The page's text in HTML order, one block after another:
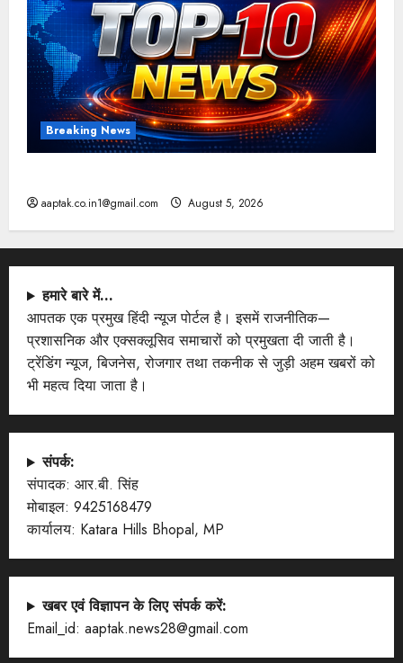
Breaking News
aaptak.co.in1@gmail.com August 5, 2026
हमारे बारे में…
आपतक एक प्रमुख हिंदी न्यूज पोर्टल है। इसमें राजनीतिक—
प्रशासनिक और एक्सक्लूसिव समाचारों को प्रमुखता दी जाती है।
ट्रेंडिंग न्यूज, बिजनेस, रोजगार तथा तकनीक से जुड़ी अहम खबरों को
भी महत्व दिया जाता है।
संपर्क:
संपादक: आर.बी. सिंह
मोबाइल: 9425168479
कार्यालय: Katara Hills Bhopal, MP
खबर एवं विज्ञापन के लिए संपर्क करें:
Email_id: aaptak.news28@gmail.com